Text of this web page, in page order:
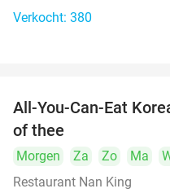
Verkocht: 380
All-You-Can-Eat
of thee
Morgen Za Zo Ma
Restaurant Nan King